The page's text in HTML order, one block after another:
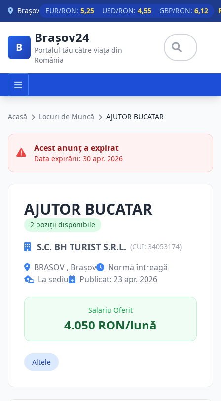
Skip to main content
Brașov EUR/RON: 5,25 USD/RON: 4,55 GBP/RON: 6,12
B
Brașov24
Portalul tău către viața din
România
Acasă Locuri de Muncă AJUTOR BUCATAR
Acest anunț a expirat
Data expirării: 30 apr. 2026
AJUTOR BUCATAR
2 poziții disponibile
S.C. BH TURIST S.R.L. (CUI: 34053174)
BRASOV , Brașov
Normă întreagă
La sediu
Publicat: 23 apr. 2026
Salariu Oferit
4.050 RON/lună
Altele